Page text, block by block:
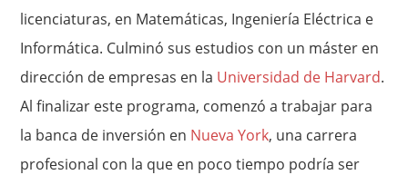
licenciaturas, en Matemáticas, Ingeniería Eléctrica e
Informática. Culminó sus estudios con un máster en
dirección de empresas en la Universidad de Harvard.
Al finalizar este programa, comenzó a trabajar para
la banca de inversión en Nueva York, una carrera
profesional con la que en poco tiempo podría ser